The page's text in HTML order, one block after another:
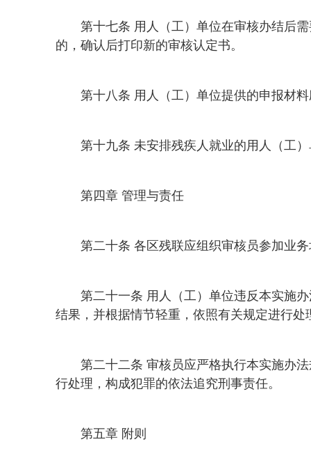
第十七条 用人（工）单位在审核办结后
的，确认后打印新的审核认定书。
第十八条 用人（工）单位提供的申报材
第十九条 未安排残疾人就业的用人（工
第四章 管理与责任
第二十条 各区残联应组织审核员参加业
第二十一条 用人（工）单位违反本实施
结果，并根据情节轻重，依照有关规定进行处
第二十二条 审核员应严格执行本实施办
行处理，构成犯罪的依法追究刑事责任。
第五章 附则